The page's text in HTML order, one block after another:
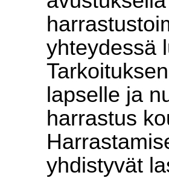
yhteydessä
lapselle ja
harrastus
yhdistyvät